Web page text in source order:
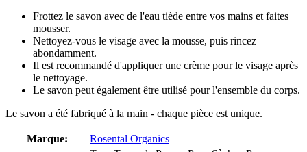
Frottez le savon avec de l'eau tiède entre vos mains et faites
mousser.
Nettoyez-vous le visage avec la mousse, puis rincez
abondamment.
Il est recommandé d'appliquer une crème pour le visage après
le nettoyage.
Le savon peut également être utilisé pour l'ensemble du corps.
Le savon a été fabriqué à la main - chaque pièce est unique.
Marque:
Rosental Organics